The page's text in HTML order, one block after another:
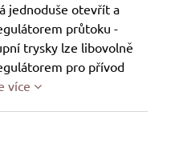
jednoduše otevřít a
průtoku -
trysky lze libovolně
pro přívod
více